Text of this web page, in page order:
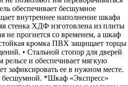
обеспечивает бесшумное
внутреннее наполнение шкафа
стенка ХДФ изготовлена из плиты
не прогнется со временем, а шкаф
кромка ПВХ защищает торцы
• Стальной стопор для дверей
рельсе и обеспечивает мягкую
зафиксировать ее в нужном месте.
бесшумной. *Шкаф «Экспресс»